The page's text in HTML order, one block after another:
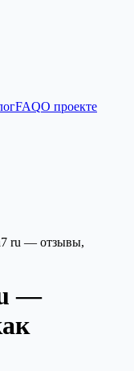
FAQО проекте
ru — отзывы,
—